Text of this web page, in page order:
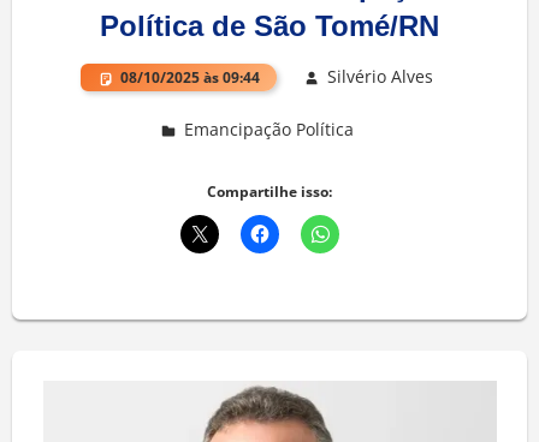
Política de São Tomé/RN
08/10/2025 às 09:44 Silvério Alves
Emancipação Política
Compartilhe isso: